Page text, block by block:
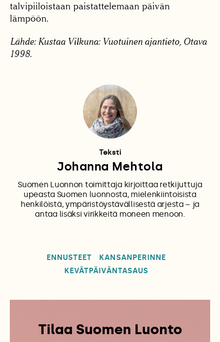
talvipiiloistaan paistattelemaan päivän
lämpöön.
Lähde: Kustaa Vilkuna: Vuotuinen ajantieto, Otava
1998.
Teksti
Johanna Mehtola
Suomen Luonnon toimittaja kirjoittaa retkijuttuja
upeasta Suomen luonnosta, mielenkiintoisista
henkilöistä, ympäristöystävällisestä arjesta – ja
antaa lisäksi virikkeitä moneen menoon.
ENNUSTEET
KANSANPERINNE
KEVÄTPÄIVÄNTASAUS
Tilaa Suomen Luonto